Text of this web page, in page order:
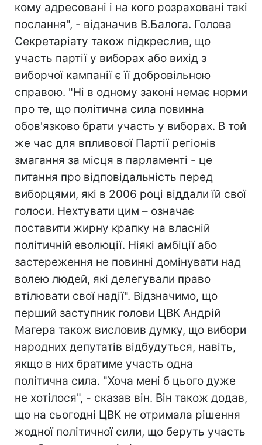
кому адресовані і на кого розраховані такі
послання", - відзначив В.Балога. Голова
Секретаріату також підкреслив, що
участь партії у виборах або вихід з
виборчої кампанії є її добровільною
справою. "Ні в одному законі немає норми
про те, що політична сила повинна
обов'язково брати участь у виборах. В той
же час для впливової Партії регіонів
змагання за місця в парламенті - це
питання про відповідальність перед
виборцями, які в 2006 році віддали їй свої
голоси. Нехтувати цим – означає
поставити жирну крапку на власній
політичній еволюції. Ніякі амбіції або
застереження не повинні домінувати над
волею людей, які делегували право
втілювати свої надії". Відзначимо, що
перший заступник голови ЦВК Андрій
Магера також висловив думку, що вибори
народних депутатів відбудуться, навіть,
якщо в них братиме участь одна
політична сила. "Хоча мені б цього дуже
не хотілося", - сказав він. Він також додав,
що на сьогодні ЦВК не отримала рішення
жодної політичної сили, що беруть участь